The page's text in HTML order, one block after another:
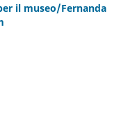
il museo/Fernanda